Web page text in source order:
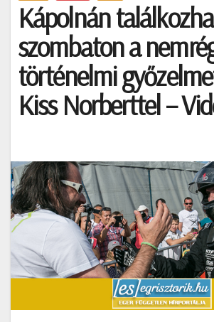
Kápolnán
szombaton a
történelmi
Kiss Norberttel –